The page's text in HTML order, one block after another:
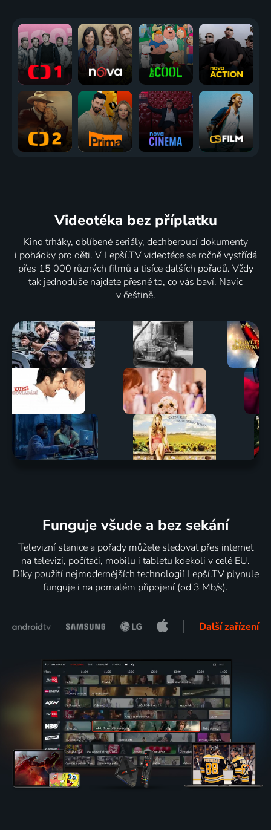
Videotéka bez příplatku
Kino trháky, oblíbené seriály, dechberoucí dokumenty
i pohádky pro děti. V Lepší.TV videotéce se ročně vystřídá
přes 15 000 různých filmů a tisíce dalších pořadů. Vždy
tak jednoduše najdete přesně to, co vás baví. Navíc
v češtině.
Funguje všude a bez sekání
Televizní stanice a pořady můžete sledovat přes internet
na televizi, počítači, mobilu i tabletu kdekoli v celé EU.
Díky použití nejmodernějších technologií Lepší.TV plynule
funguje i na pomalém připojení (od 3 Mb/s).
Další zařízení